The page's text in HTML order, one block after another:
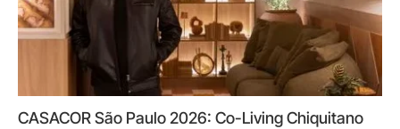
CASACOR São Paulo 2026: Co-Living Chiquitano